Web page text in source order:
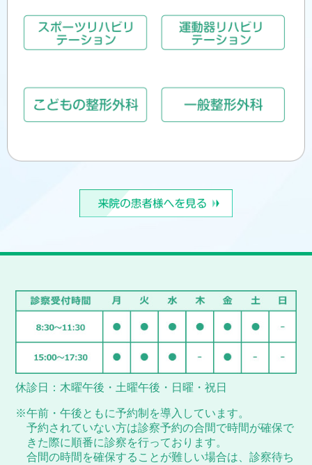
休診日：木曜午後・土曜午後・日曜・祝日
※午前・午後ともに予約制を導入しています。
予約されていない方は診察予約の合間で時間が確保で
きた際に順番に診察を行っております。
合間の時間を確保することが難しい場合は、診察待ち